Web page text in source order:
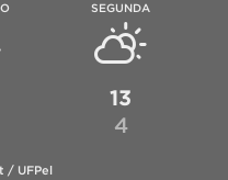
SEGUNDA
13
4
/ UFPel